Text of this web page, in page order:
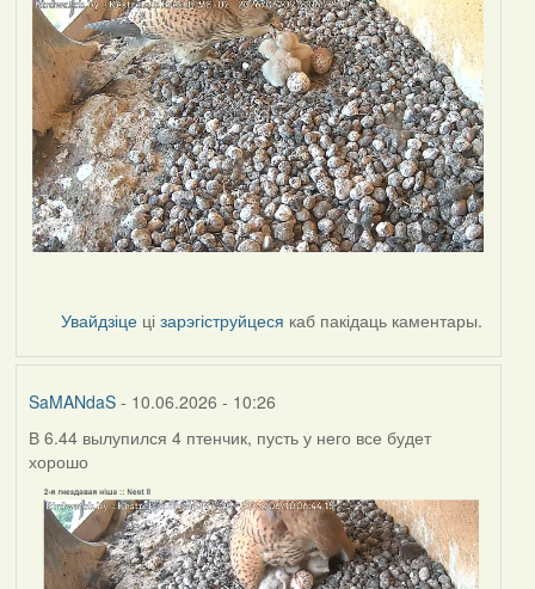
Увайдзіце цізарэгіструйцеся каб пакідаць каментары.
SaMANdaS- 10.06.2026 - 10:26
В 6.44 вылупился 4 птенчик, пусть у него все будет
хорошо